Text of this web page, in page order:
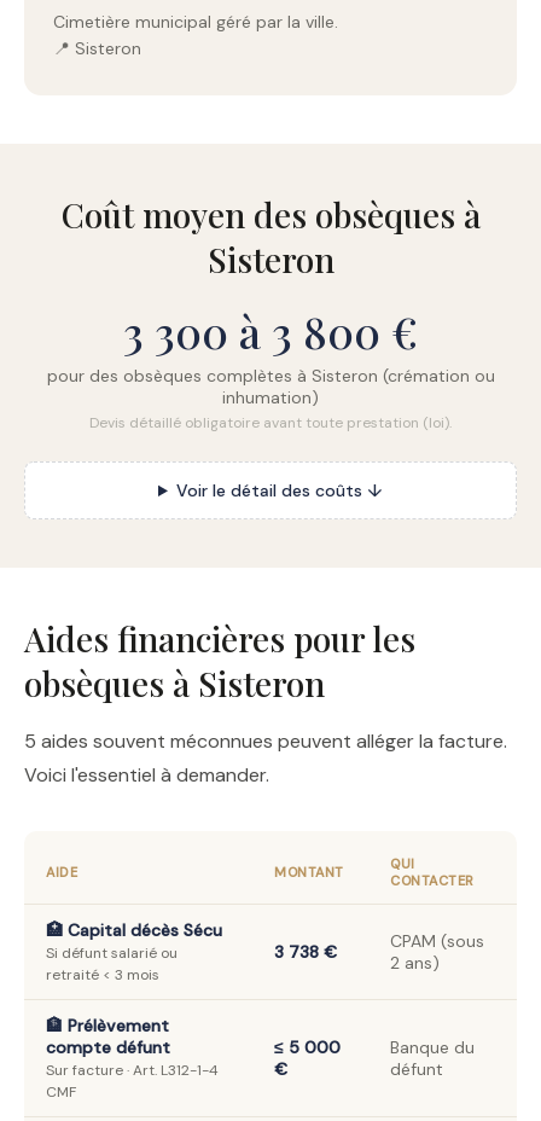
Cimetière municipal géré par la ville.
📍 Sisteron
Coût moyen des obsèques à
Sisteron
3 300 à 3 800 €
pour des obsèques complètes à Sisteron (crémation ou
inhumation)
Devis détaillé obligatoire avant toute prestation (loi).
Voir le détail des coûts ↓
Aides financières pour les
obsèques à Sisteron
5 aides souvent méconnues peuvent alléger la facture.
Voici l'essentiel à demander.
AIDE MONTANT
QUI
CONTACTER
🏥 Capital décès Sécu
Si défunt salarié ou
retraité < 3 mois
3 738 €
CPAM (sous
2 ans)
🏦 Prélèvement
compte défunt
Sur facture · Art. L312-1-4
CMF
≤ 5 000
€
Banque du
défunt